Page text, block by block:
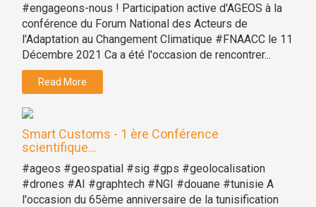
#engageons-nous ! Participation active d'AGEOS à la
conférence du Forum National des Acteurs de
l'Adaptation au Changement Climatique #FNAACC le 11
Décembre 2021 Ca a été l'occasion de rencontrer...
Read More
Smart Customs - 1 ère Conférence
scientifique...
#ageos #geospatial #sig #gps #geolocalisation
#drones #AI #graphtech #NGI #douane #tunisie A
l'occasion du 65ème anniversaire de la tunisification